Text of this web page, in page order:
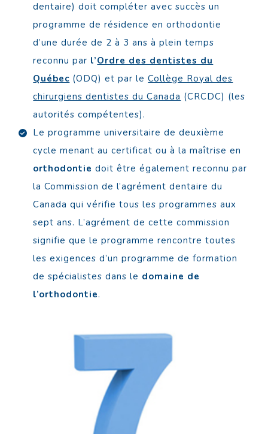
dentaire) doit compléter avec succès un
programme de résidence en orthodontie
d’une durée de 2 à 3 ans à plein temps
reconnu par l’Ordre des dentistes du
Québec (ODQ) et par leCollège Royal des
chirurgiens dentistes du Canada (CRCDC) (les
autorités compétentes).
Le programme universitaire de deuxième
cycle menant au certificat ou à la maîtrise en
orthodontie doit être également reconnu par
la Commission de l’agrément dentaire du
Canada qui vérifie tous les programmes aux
sept ans. L’agrément de cette commission
signifie que le programme rencontre toutes
les exigences d’un programme de formation
de spécialistes dans le domaine de
l’orthodontie.